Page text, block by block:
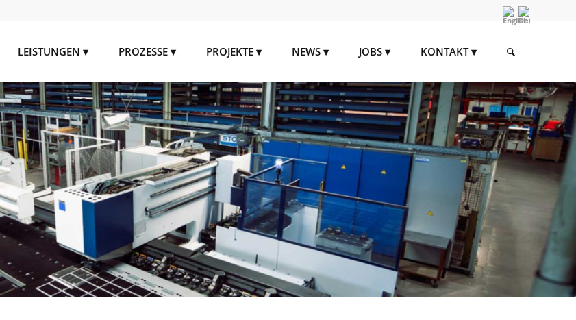
LEISTUNGEN PROZESSE PROJEKTE NEWS JOBS KONTAKT